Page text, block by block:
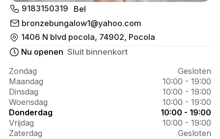
Over
tanning
salon
9183150319
Bel
bronzebungalow1@yahoo.com
1406 N blvd pocola, 74902, Pocola
Nu openen Sluit binnenkort
Zondag
Gesloten
Maandag
10:00 - 19:00
Dinsdag
10:00 - 19:00
Woensdag
10:00 - 19:00
Donderdag
10:00 - 19:00
Vrijdag
10:00 - 19:00
Zaterdag
Gesloten